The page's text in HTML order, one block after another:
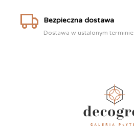
Bezpieczna dostawa
Dostawa w ustalonym terminie